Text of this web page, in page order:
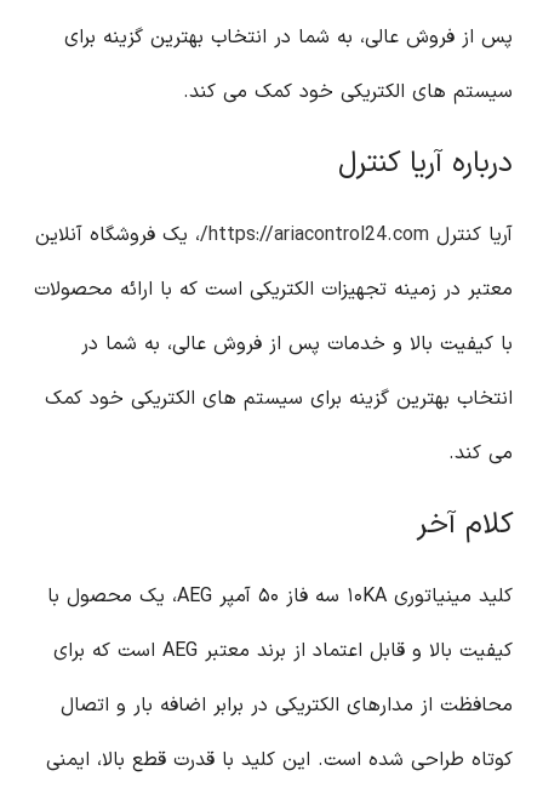
پس از فروش عالی، به شما در انتخاب بهترین گزینه برای
سیستم های الکتریکی خود کمک می کند.
درباره آریا کنترل
آریا کنترل https://ariacontrol24.com/ ، یک فروشگاه آنلاین
معتبر در زمینه تجهیزات الکتریکی است که با ارائه محصولات
با کیفیت بالا و خدمات پس از فروش عالی، به شما در
انتخاب بهترین گزینه برای سیستم های الکتریکی خود کمک
می کند.
کلام آخر
کلید مینیاتوری ۱۰KA سه فاز ۵۰ آمپر AEG، یک محصول با
کیفیت بالا و قابل اعتماد از برند معتبر AEG است که برای
محافظت از مدارهای الکتریکی در برابر اضافه بار و اتصال
کوتاه طراحی شده است. این کلید با قدرت قطع بالا، ایمنی